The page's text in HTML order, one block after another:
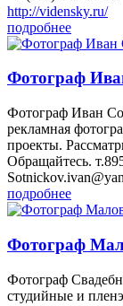
http://vidensky.ru/
подробнее
Фотограф
Фотограф Иван
рекламная
проекты.
Обращайтесь.
подробнее
Фотограф
Фотограф
студийные и